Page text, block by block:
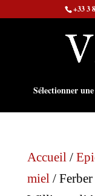
+33 3
Sélectionner
Accueil/
miel/ Ferber